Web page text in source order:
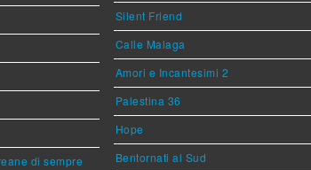
di sempre
Silent Friend
Calle Malaga
Amori e Incantesimi 2
Palestina 36
Hope
Bentornati al Sud